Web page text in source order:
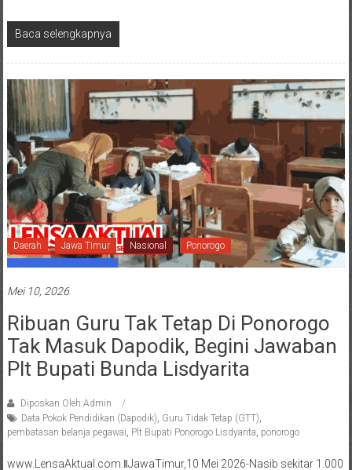
Baca selengkapnya
Daerah Jawa Timur Nasional Ponorogo
Mei 10, 2026
Ribuan Guru Tak Tetap Di Ponorogo
Tak Masuk Dapodik, Begini Jawaban
Plt Bupati Bunda Lisdyarita
Diposkan Oleh:Admin
Data Pokok Pendidikan (Dapodik), Guru Tidak Tetap (GTT),
pembatasan belanja pegawai, Plt Bupati Ponorogo Lisdyarita, ponorogo
www.LensaAktual.com.ǁJawaTimur,10 Mei 2026-Nasib sekitar 1.000